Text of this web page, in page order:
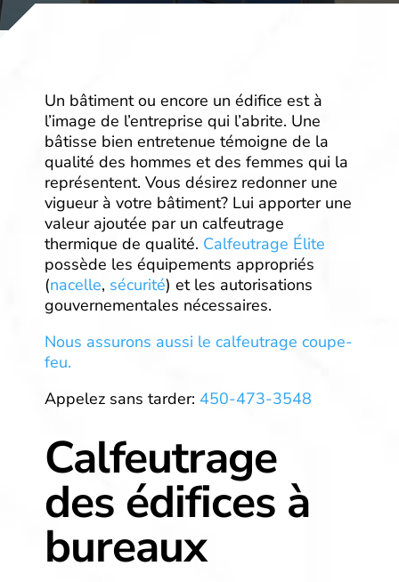
Un bâtiment ou encore un édifice est à
l’image de l’entreprise qui l’abrite. Une
bâtisse bien entretenue témoigne de la
qualité des hommes et des femmes qui la
représentent. Vous désirez redonner une
vigueur à votre bâtiment? Lui apporter une
valeur ajoutée par un calfeutrage
thermique de qualité. Calfeutrage Élite
possède les équipements appropriés
(nacelle, sécurité) et les autorisations
gouvernementales nécessaires.
Nous assurons aussi le calfeutrage coupe-
feu.
Appelez sans tarder: 450-473-3548
Calfeutrage
des édifices à
bureaux